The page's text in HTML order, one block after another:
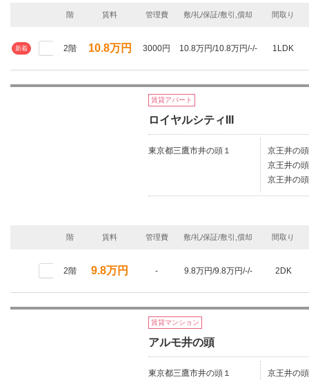
階 賃料 管理費 敷/礼/保証/敷引,償却 間取り
新着 2階 10.8万円 3000円 10.8万円/10.8万円/-/- 1LDK
賃貸アパート
ロイヤルシティIII
東京都三鷹市井の頭１
京王井の
京王井の
京王井の
階 賃料 管理費 敷/礼/保証/敷引,償却 間取り
2階 9.8万円 - 9.8万円/9.8万円/-/- 2DK
賃貸マンション
アルモ井の頭
東京都三鷹市井の頭１
京王井の